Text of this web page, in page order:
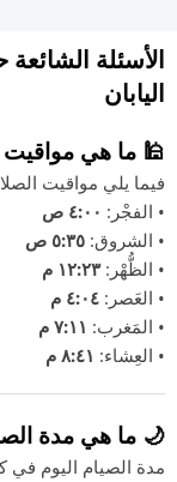
الأسئلة
اليابان
🕌 ما هي مواقيت
فيما يلي مواقيت
• الفجْر: ٤:٠٠ ص
• الشروق: ٥:٣٥ ص
• الظُّهْر:١٢:٢٣ م
• العَصر: ٤:٠٤ م
• المَغرب: ٧:١١ م
• العِشاء: ٨:٤١ م
🌙 ما هي مدة
مدة الصيام اليوم في